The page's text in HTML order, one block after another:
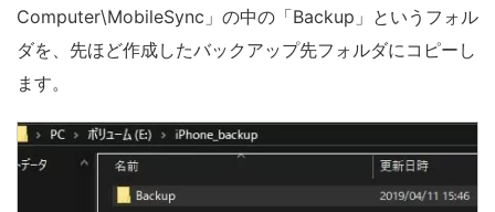
Computer\MobileSync」の中の「Backup」というフォル
ダを、先ほど作成したバックアップ先フォルダにコピーし
ます。